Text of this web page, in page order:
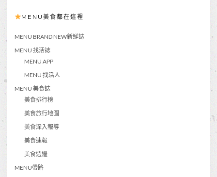
MENU美食都在這裡
MENU BRAND NEW新鮮誌
MENU 找活誌
MENU APP
MENU 找活人
MENU 美食誌
美食排行榜
美食旅行地圖
美食深入報導
美食速報
美食週邊
MENU帶路